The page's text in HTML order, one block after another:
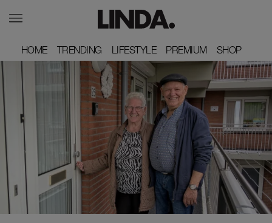
HOME
HOME TRENDING
TRENDING LIFESTYLE
LIFESTYLE PREMIUM
PREMIUM SHOP
SHOP